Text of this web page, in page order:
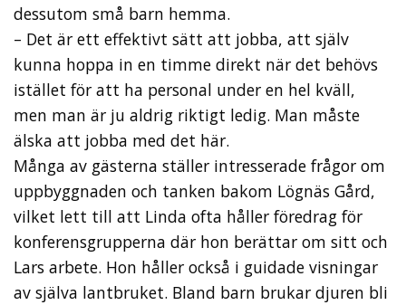
dessutom små barn hemma.
– Det är ett effektivt sätt att jobba, att själv
kunna hoppa in en timme direkt när det behövs
istället för att ha personal under en hel kväll,
men man är ju aldrig riktigt ledig. Man måste
älska att jobba med det här.
Många av gästerna ställer intresserade frågor om
uppbyggnaden och tanken bakom Lögnäs Gård,
vilket lett till att Linda ofta håller föredrag för
konferensgrupperna där hon berättar om sitt och
Lars arbete. Hon håller också i guidade visningar
av själva lantbruket. Bland barn brukar djuren bli